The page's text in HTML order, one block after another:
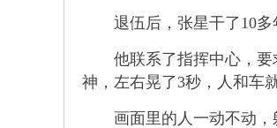
退伍后，张星干了10多年
他联系了指挥中心，要求
神，左右晃了3秒，人和车
画面里的人一动不动，躺